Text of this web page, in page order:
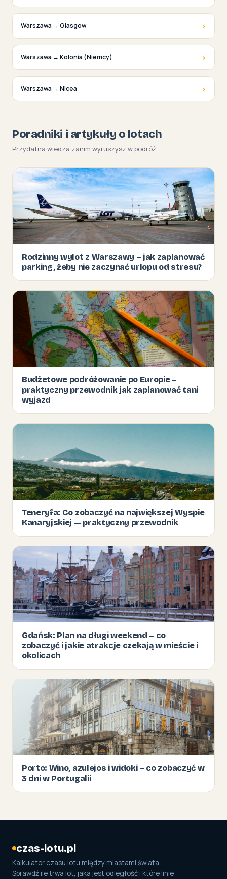
Warszawa → Glasgow ›
Warszawa → Kolonia (Niemcy) ›
Warszawa → Nicea ›
Poradniki i artykuły o lotach
Przydatna wiedza zanim wyruszysz w podróż.
Rodzinny wylot z Warszawy – jak zaplanować
parking, żeby nie zaczynać urlopu od stresu?
Budżetowe podróżowanie po Europie –
praktyczny przewodnik jak zaplanować tani
wyjazd
Teneryfa: Co zobaczyć na największej Wyspie
Kanaryjskiej — praktyczny przewodnik
Gdańsk: Plan na długi weekend – co
zobaczyć i jakie atrakcje czekają w mieście i
okolicach
Porto: Wino, azulejos i widoki – co zobaczyć w
3 dni w Portugalii
czas-lotu.pl
Kalkulator czasu lotu między miastami świata.
Sprawdź ile trwa lot, jaka jest odległość i które linie